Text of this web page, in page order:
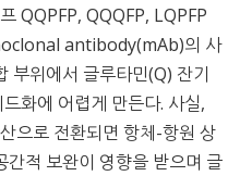
QQPFP, QQQFP, LQPFP
antibody(mAb)의 사
부위에서 글루타민(Q) 잔기
화에 어렵게 만든다. 사실,
으로 전환되면 항체-항원 상
간적 보완이 영향을 받으며 글